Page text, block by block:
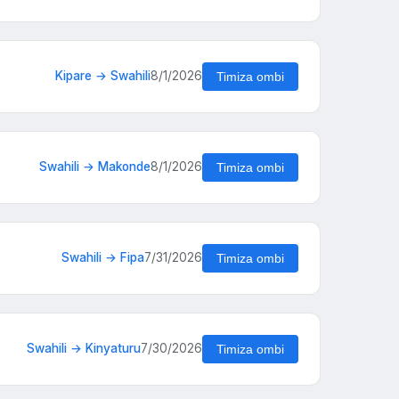
Kipare → Swahili8/1/2026 Timiza ombi
Swahili → Makonde8/1/2026 Timiza ombi
Swahili → Fipa7/31/2026 Timiza ombi
Swahili → Kinyaturu7/30/2026 Timiza ombi